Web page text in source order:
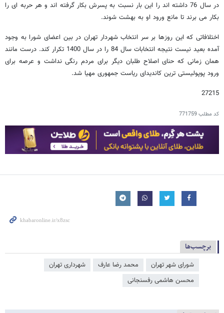
در سال 76 داشته اند را این بار نسبت به پسرش بکار گرفته اند و هر حربه ای را
بکار می برند تا مانع ورود او به بهشت شوند.
اختلافاتی که این روزها بر سر انتخاب شهردار تهران در بین اعضای شورا به وجود
آمده بعید نیست نتیجه انتخابات سال 84 را در سال 1400 تکرار کند. درست مانند
همان زمانی که حنای اصلاح طلبان دیگر برای مردم رنگی نداشت و عرصه برای
ورود پوپولیستی ترین کاندیدای ریاست جمهوری مهیا شد.
27215
کد مطلب771759
برچسب‌ها
شورای شهر تهران محمد رضا عارف
شهرداری تهران
محسن هاشمی رفسنجانی